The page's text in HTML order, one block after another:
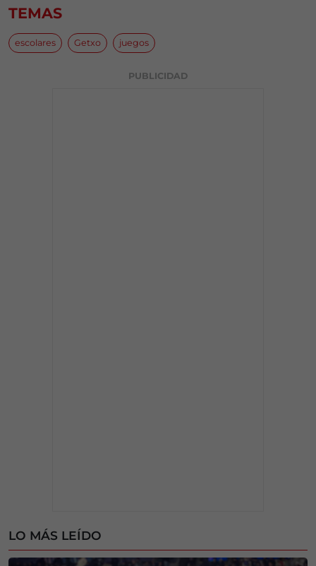
TEMAS
escolares Getxo juegos
PUBLICIDAD
LO MÁS LEÍDO